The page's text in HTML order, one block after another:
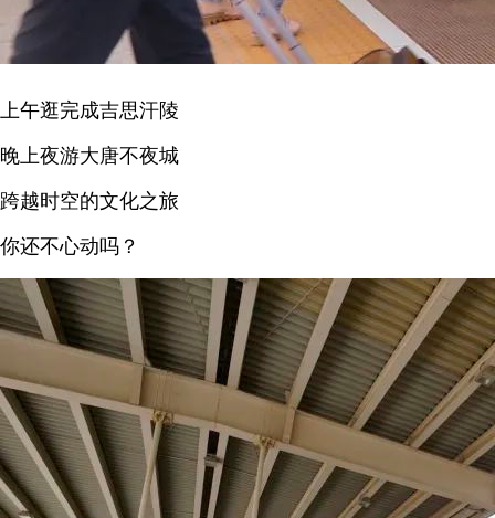
上午逛完成吉思汗陵
晚上夜游大唐不夜城
跨越时空的文化之旅
你还不心动吗？